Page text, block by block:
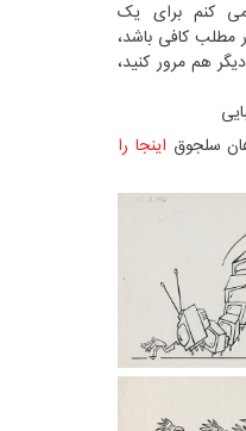
کنم برای یک
مطلب کافی باشد،
هم مرور کنید،
سلجوق اینجا را